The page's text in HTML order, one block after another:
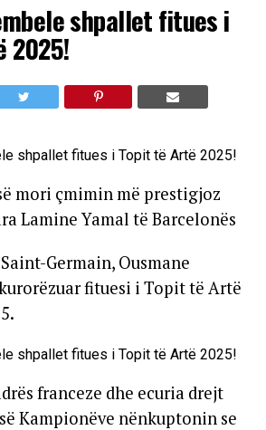
shpallet fitues i
2025!
mori çmimin më prestigjoz
Lamine Yamal të Barcelonës
Germain, Ousmane
fituesi i Topit të Artë
franceze dhe ecuria drejt
Kampionëve nënkuptonin se